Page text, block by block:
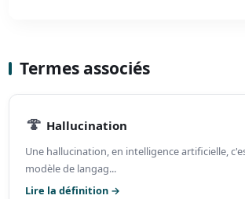
Termes associés
🍄 Hallucination
Une hallucination, en intelligence artificielle,
modèle de langag...
Lire la définition →